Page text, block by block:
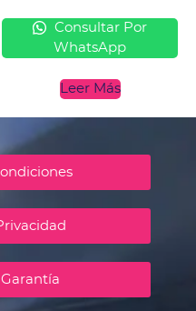
Consultar Por
WhatsApp
Leer Más